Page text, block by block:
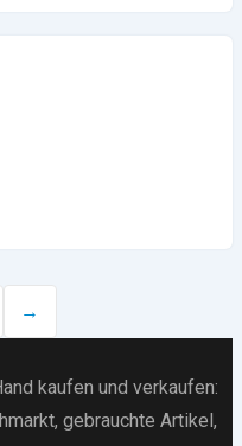
→
kaufen und verkaufen:
gebrauchte Artikel ,